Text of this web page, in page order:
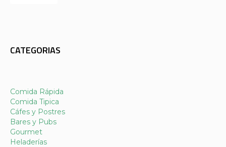
CATEGORIAS
Comida Rápida
Comida Tipica
Cáfes y Postres
Bares y Pubs
Gourmet
Heladerías